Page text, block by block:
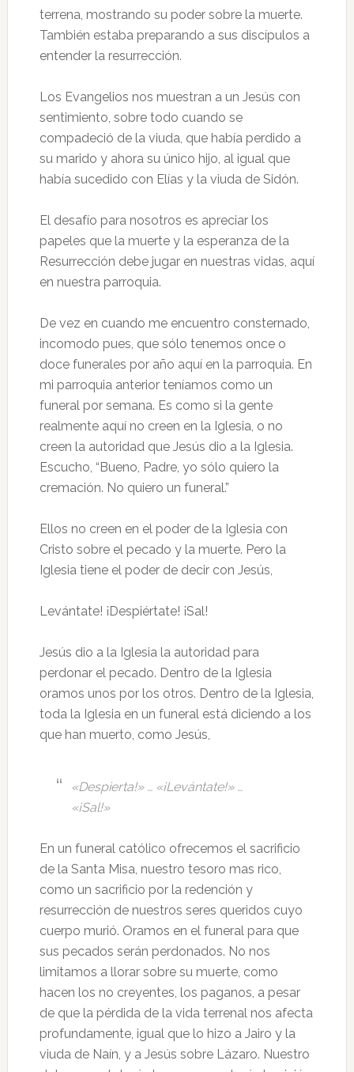
terrena, mostrando su poder sobre la muerte.
También estaba preparando a sus discípulos a
entender la resurrección.
Los Evangelios nos muestran a un Jesús con
sentimiento, sobre todo cuando se
compadeció de la viuda, que había perdido a
su marido y ahora su único hijo, al igual que
había sucedido con Elías y la viuda de Sidón.
El desafío para nosotros es apreciar los
papeles que la muerte y la esperanza de la
Resurrección debe jugar en nuestras vidas, aquí
en nuestra parroquia.
De vez en cuando me encuentro consternado,
incomodo pues, que sólo tenemos once o
doce funerales por año aquí en la parroquia. En
mi parroquia anterior teníamos como un
funeral por semana. Es como si la gente
realmente aquí no creen en la Iglesia, o no
creen la autoridad que Jesús dio a la Iglesia.
Escucho, “Bueno, Padre, yo sólo quiero la
cremación. No quiero un funeral.”
Ellos no creen en el poder de la Iglesia con
Cristo sobre el pecado y la muerte. Pero la
Iglesia tiene el poder de decir con Jesús,
Levántate! ¡Despiértate! ¡Sal!
Jesús dio a la Iglesia la autoridad para
perdonar el pecado. Dentro de la Iglesia
oramos unos por los otros. Dentro de la Iglesia,
toda la Iglesia en un funeral está diciendo a los
que han muerto, como Jesús,
«Despierta!» … «¡Levántate!» …
«¡Sal!»
En un funeral católico ofrecemos el sacrificio
de la Santa Misa, nuestro tesoro mas rico,
como un sacrificio por la redención y
resurrección de nuestros seres queridos cuyo
cuerpo murió. Oramos en el funeral para que
sus pecados serán perdonados. No nos
limitamos a llorar sobre su muerte, como
hacen los no creyentes, los paganos, a pesar
de que la pérdida de la vida terrenal nos afecta
profundamente, igual que lo hizo a Jairo y la
viuda de Naín, y a Jesús sobre Lázaro. Nuestro